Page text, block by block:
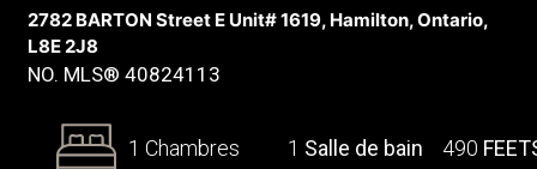
2782 BARTON Street E Unit# 1619, Hamilton, Ontario,
L8E 2J8
NO. MLS® 40824113
1 Chambres 1 Salle de bain 490